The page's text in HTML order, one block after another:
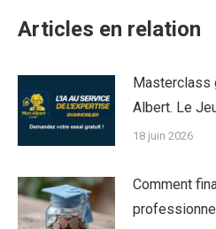
Articles en relation
Masterclass
Albert. Le
18 juin 2026
Comment